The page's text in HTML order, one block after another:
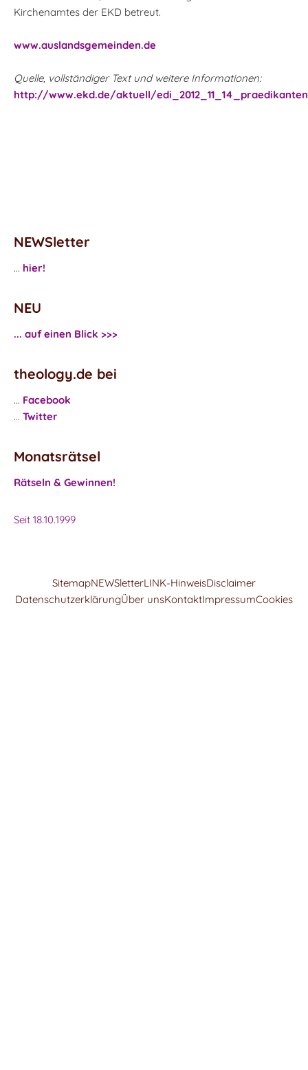
Kirchenamtes der EKD betreut.
www.auslandsgemeinden.de
Quelle, vollständiger Text und weitere Informationen:
http://www.ekd.de/aktuell/
NEWSletter
... hier!
NEU
... auf einen Blick >>>
theology.de bei
... Facebook
... Twitter
Monatsrätsel
Rätseln & Gewinnen!
Seit 18.10.1999
SitemapNEWSletterLINK-HinweisDisclaimer
DatenschutzerklärungÜber unsKontaktImpressumCookies